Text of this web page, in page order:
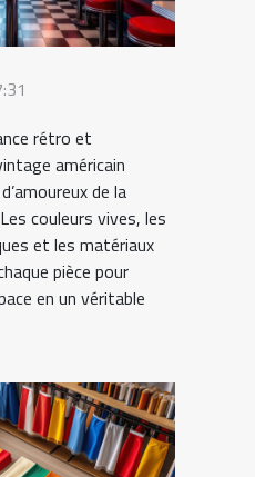
rétro et
américain
de la
couleurs vives, les
et les matériaux
pièce pour
en un véritable